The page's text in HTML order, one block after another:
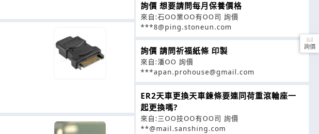
詢價 想要請問每月保養價格
來自:石OO業OO有OO司 詢價
***8@ping.stoneun.com
詢價 請問祈福紙條 印製
來自:潘OO 詢價
***apan.prohouse@gmail.com
ER2天車更換天車鍊條要連同荷重滾輪座一
起更換嗎?
來自:三OO技OO有OO司 詢價
**@mail.sanshing.com
詢價